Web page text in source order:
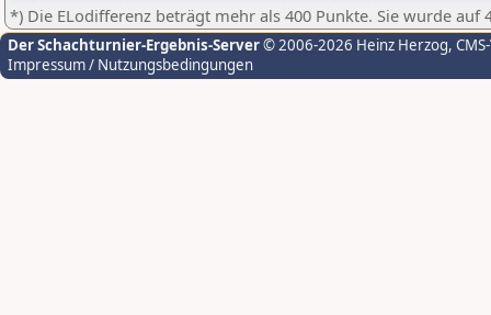
*) Die ELodifferenz beträgt mehr als 400 Punkte. Sie wurde auf
Der Schachturnier-Ergebnis-Server© 2006-2026 Heinz Herzog,
Impressum / Nutzungsbedingungen